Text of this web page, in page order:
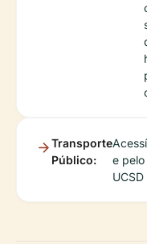
Transporte
Público:
e